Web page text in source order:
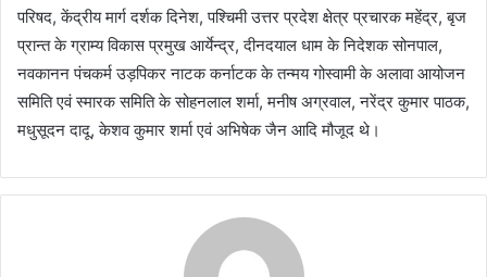
परिषद, केंद्रीय मार्ग दर्शक दिनेश, पश्चिमी उत्तर प्रदेश क्षेत्र प्रचारक महेंद्र, बृज
प्रान्त के ग्राम्य विकास प्रमुख आर्येन्द्र, दीनदयाल धाम के निदेशक सोनपाल,
नवकानन पंचकर्म उड़पिकर नाटक कर्नाटक के तन्मय गोस्वामी के अलावा आयोजन
समिति एवं स्मारक समिति के सोहनलाल शर्मा, मनीष अग्रवाल, नरेंद्र कुमार पाठक,
मधुसूदन दादू, केशव कुमार शर्मा एवं अभिषेक जैन आदि मौजूद थे।